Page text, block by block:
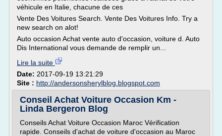
véhicule en Italie, chacune de ces
Vente Des Voitures Search. Vente Des Voitures Info. Try a
new search on alot!
Auto occasion Achat vente auto d'occasion, voiture d. Auto
Dis International vous demande de remplir un...
Lire la suite
Date: 2017-09-19 13:21:29
Site : http://andersonsherylblog.blogspot.com
Conseil Achat Voiture Occasion Km -
Linda Bergeron Blog
Conseils Achat Voiture Occasion Maroc Vérification
rapide. Conseils d'achat de voiture d'occasion au Maroc